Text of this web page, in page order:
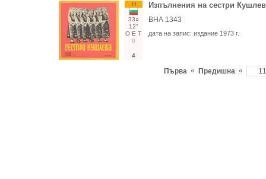
Н
33○
12"
О Е Т
9
4
Изпълнения на сестри
ВНА 1343
дата на запис: издание 1973 г.
Първа « Предишна «